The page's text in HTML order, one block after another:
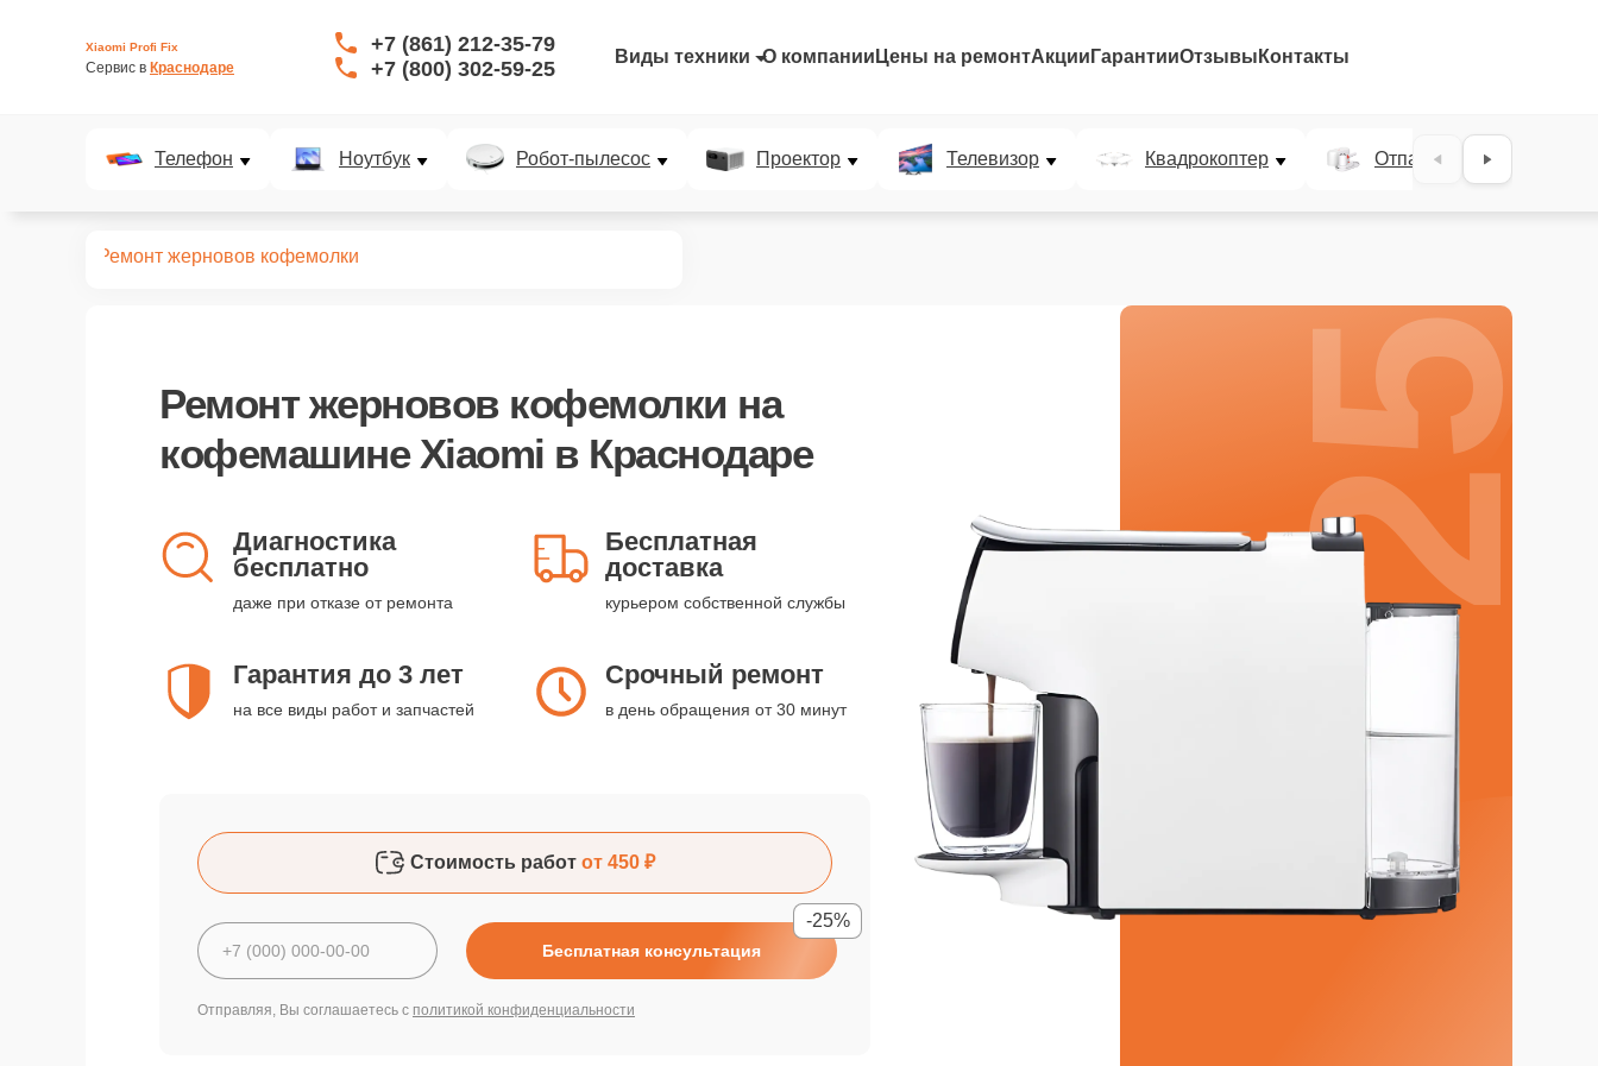
Xiaomi Profi Fix
Сервис в Краснодаре
+7 (861) 212-35-79
+7 (800) 302-59-25
Виды техники О компании Цены на ремонтАкции ГарантииОтзывы Контакты
Телефон Ноутбук Робот-пылесос Проектор Телевизор Квадрокоптер Отпариватель
Ремонт жерновов кофемолки
Ремонт жерновов кофемолки на
кофемашине Xiaomi в Краснодаре
Диагностика
бесплатно
даже при отказе от ремонта
Бесплатная
доставка
курьером собственной службы
Гарантия до 3 лет
на все виды работ и запчастей
Срочный ремонт
в день обращения от 30 минут
Стоимость работ от 450 ₽
Бесплатная консультация
-25%
Отправляя, Вы соглашаетесь с политикой конфиденциальности
25%